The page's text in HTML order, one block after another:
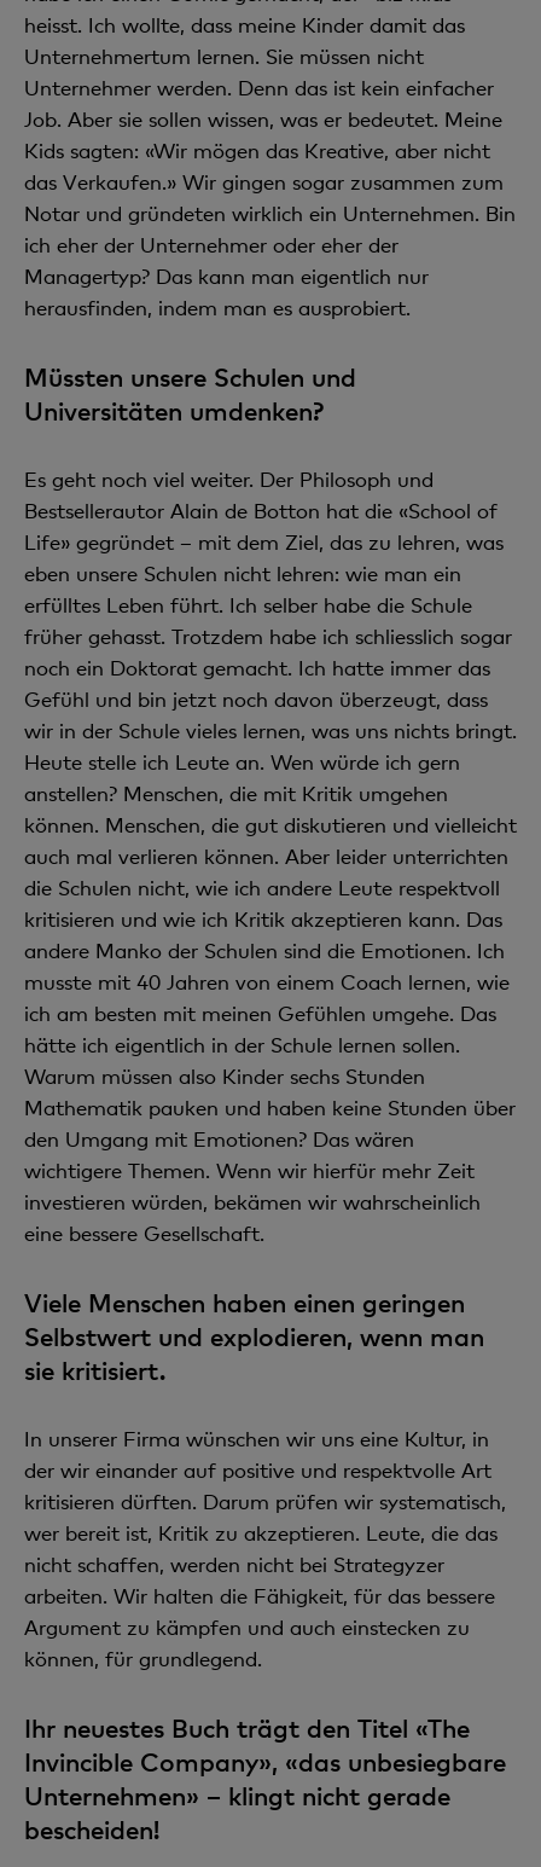
heisst. Ich wollte, dass meine Kinder damit das
Unternehmertum lernen. Sie müssen nicht
Unternehmer werden. Denn das ist kein einfacher
Job. Aber sie sollen wissen, was er bedeutet. Meine
Kids sagten: «Wir mögen das Kreative, aber nicht
das Verkaufen.» Wir gingen sogar zusammen zum
Notar und gründeten wirklich ein Unternehmen. Bin
ich eher der Unternehmer oder eher der
Managertyp? Das kann man eigentlich nur
herausfinden, indem man es ausprobiert.
Müssten unsere Schulen und
Universitäten umdenken?
Es geht noch viel weiter. Der Philosoph und
Bestsellerautor Alain de Botton hat die «School of
Life» gegründet – mit dem Ziel, das zu lehren, was
eben unsere Schulen nicht lehren: wie man ein
erfülltes Leben führt. Ich selber habe die Schule
früher gehasst. Trotzdem habe ich schliesslich sogar
noch ein Doktorat gemacht. Ich hatte immer das
Gefühl und bin jetzt noch davon überzeugt, dass
wir in der Schule vieles lernen, was uns nichts bringt.
Heute stelle ich Leute an. Wen würde ich gern
anstellen? Menschen, die mit Kritik umgehen
können. Menschen, die gut diskutieren und vielleicht
auch mal verlieren können. Aber leider unterrichten
die Schulen nicht, wie ich andere Leute respektvoll
kritisieren und wie ich Kritik akzeptieren kann. Das
andere Manko der Schulen sind die Emotionen. Ich
musste mit 40 Jahren von einem Coach lernen, wie
ich am besten mit meinen Gefühlen umgehe. Das
hätte ich eigentlich in der Schule lernen sollen.
Warum müssen also Kinder sechs Stunden
Mathematik pauken und haben keine Stunden über
den Umgang mit Emotionen? Das wären
wichtigere Themen. Wenn wir hierfür mehr Zeit
investieren würden, bekämen wir wahrscheinlich
eine bessere Gesellschaft.
Viele Menschen haben einen geringen
Selbstwert und explodieren, wenn man
sie kritisiert.
In unserer Firma wünschen wir uns eine Kultur, in
der wir einander auf positive und respektvolle Art
kritisieren dürften. Darum prüfen wir systematisch,
wer bereit ist, Kritik zu akzeptieren. Leute, die das
nicht schaffen, werden nicht bei Strategyzer
arbeiten. Wir halten die Fähigkeit, für das bessere
Argument zu kämpfen und auch einstecken zu
können, für grundlegend.
Ihr neuestes Buch trägt den Titel «The
Invincible Company», «das unbesiegbare
Unternehmen» – klingt nicht gerade
bescheiden!